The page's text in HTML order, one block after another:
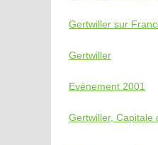
Gertwiller sur
Gertwiller
Evènement 2001
Gertwiller, Capitale